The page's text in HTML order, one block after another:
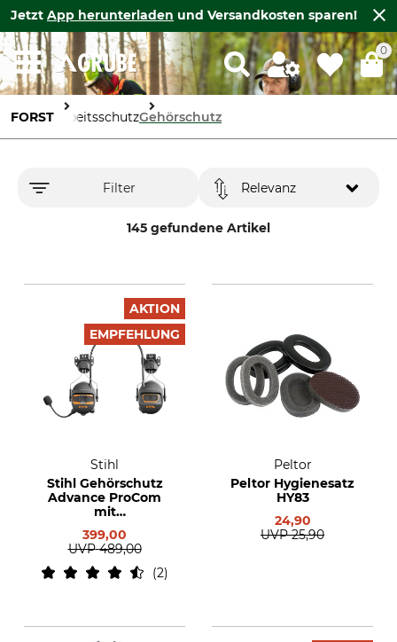
Jetzt App herunterladen und Versandkosten sparen!
0
FORST ArbeitsschutzGehörschutz
Filter
145 gefundene Artikel
Relevanz
AKTION
EMPFEHLUNG
Stihl
Stihl Gehörschutz
Advance ProCom
mit
399,00
UVP 489,00
2
Peltor
Peltor Hygienesatz
HY83
24,90
UVP 25,90